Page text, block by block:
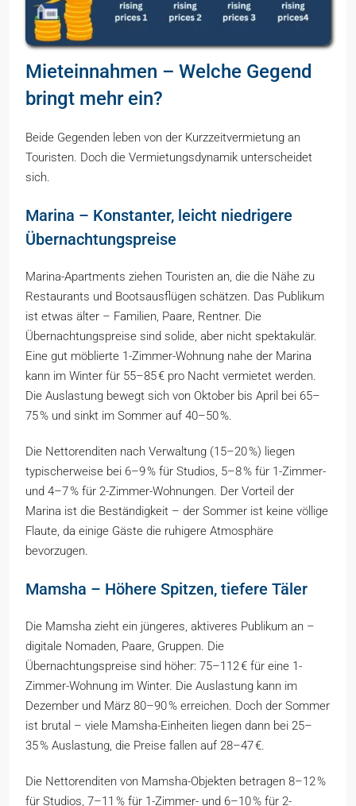
Mieteinnahmen – Welche Gegend
bringt mehr ein?
Beide Gegenden leben von der Kurzzeitvermietung an
Touristen. Doch die Vermietungsdynamik unterscheidet
sich.
Marina – Konstanter, leicht niedrigere
Übernachtungspreise
Marina-Apartments ziehen Touristen an, die die Nähe zu
Restaurants und Bootsausflügen schätzen. Das Publikum
ist etwas älter – Familien, Paare, Rentner. Die
Übernachtungspreise sind solide, aber nicht spektakulär.
Eine gut möblierte 1-Zimmer-Wohnung nahe der Marina
kann im Winter für 55–85 € pro Nacht vermietet werden.
Die Auslastung bewegt sich von Oktober bis April bei 65–
75 % und sinkt im Sommer auf 40–50 %.
Die Nettorenditen nach Verwaltung (15–20 %) liegen
typischerweise bei 6–9 % für Studios, 5–8 % für 1-Zimmer-
und 4–7 % für 2-Zimmer-Wohnungen. Der Vorteil der
Marina ist die Beständigkeit – der Sommer ist keine völlige
Flaute, da einige Gäste die ruhigere Atmosphäre
bevorzugen.
Mamsha – Höhere Spitzen, tiefere Täler
Die Mamsha zieht ein jüngeres, aktiveres Publikum an –
digitale Nomaden, Paare, Gruppen. Die
Übernachtungspreise sind höher: 75–112 € für eine 1-
Zimmer-Wohnung im Winter. Die Auslastung kann im
Dezember und März 80–90 % erreichen. Doch der Sommer
ist brutal – viele Mamsha-Einheiten liegen dann bei 25–
35 % Auslastung, die Preise fallen auf 28–47 €.
Die Nettorenditen von Mamsha-Objekten betragen 8–12 %
für Studios, 7–11 % für 1-Zimmer- und 6–10 % für 2-